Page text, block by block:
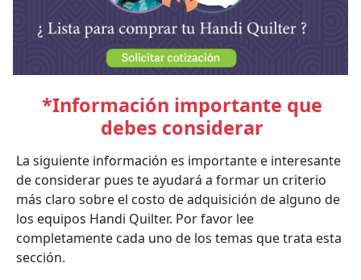
*Información importante que
debes considerar
La siguiente información es importante e interesante
de considerar pues te ayudará a formar un criterio
más claro sobre el costo de adquisición de alguno de
los equipos Handi Quilter. Por favor lee
completamente cada uno de los temas que trata esta
sección.